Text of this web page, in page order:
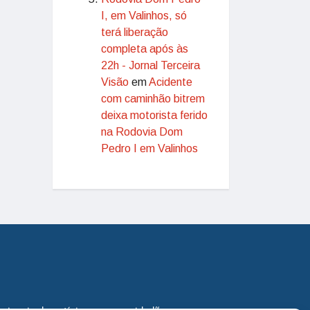
I, em Valinhos, só
terá liberação
completa após às
22h - Jornal Terceira
Visão emAcidente
com caminhão bitrem
deixa motorista ferido
na Rodovia Dom
Pedro I em Valinhos